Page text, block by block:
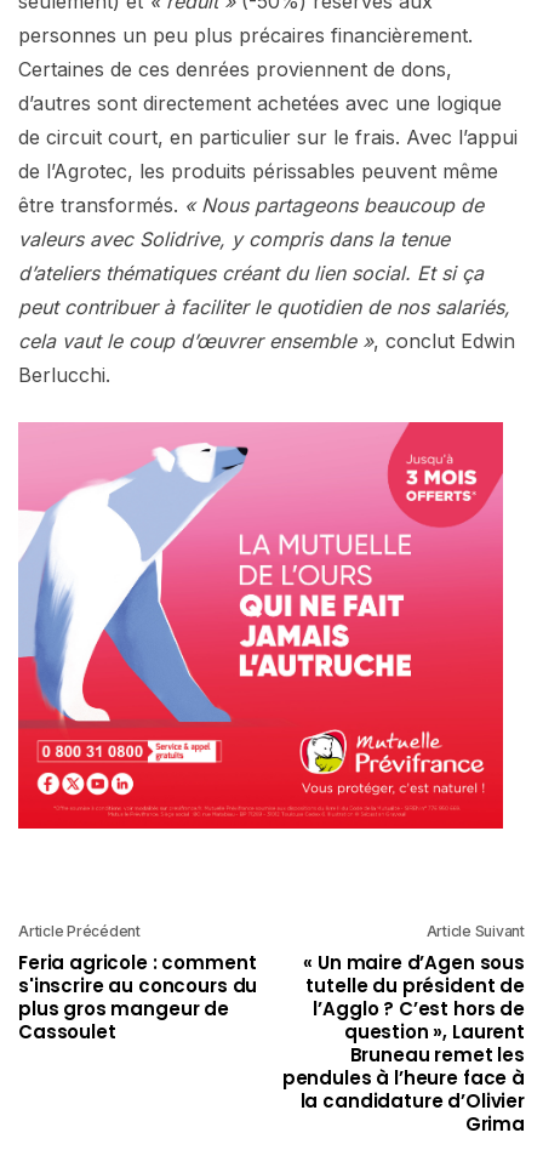
personnes un peu plus précaires financièrement.
Certaines de ces denrées proviennent de dons,
d’autres sont directement achetées avec une logique
de circuit court, en particulier sur le frais. Avec l’appui
de l’Agrotec, les produits périssables peuvent même
être transformés. « Nous partageons beaucoup de
valeurs avec Solidrive, y compris dans la tenue
d’ateliers thématiques créant du lien social. Et si ça
peut contribuer à faciliter le quotidien de nos salariés,
cela vaut le coup d’œuvrer ensemble », conclut Edwin
Berlucchi.
Article Précédent
Feria agricole : comment
s'inscrire au concours du
plus gros mangeur de
Cassoulet
Article Suivant
« Un maire d’Agen sous
tutelle du président de
l’Agglo ? C’est hors de
question », Laurent
Bruneau remet les
pendules à l’heure face à
la candidature d’Olivier
Grima